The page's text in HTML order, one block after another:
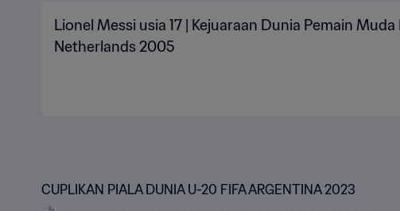
Lionel Messi usia 17 | Kejuaraan Dunia Pemain Muda
Netherlands 2005
CUPLIKAN PIALA DUNIA U-20 FIFA ARGENTINA 2023